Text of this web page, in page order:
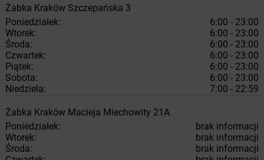
Żabka Kraków Szczepańska 3
Poniedziałek:
6:00 - 23:00
Wtorek:
6:00 - 23:00
Środa:
6:00 - 23:00
Czwartek:
6:00 - 23:00
Piątek:
6:00 - 23:00
Sobota:
6:00 - 23:00
Niedziela:
7:00 - 22:59
Żabka Kraków Macieja Miechowity 21A
Poniedziałek:
brak informacji
Wtorek:
brak informacji
Środa:
brak informacji